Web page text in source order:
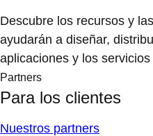
Descubre los recursos y
ayudarán a diseñar,
aplicaciones y los
Partners
Para los clientes
Nuestros partners